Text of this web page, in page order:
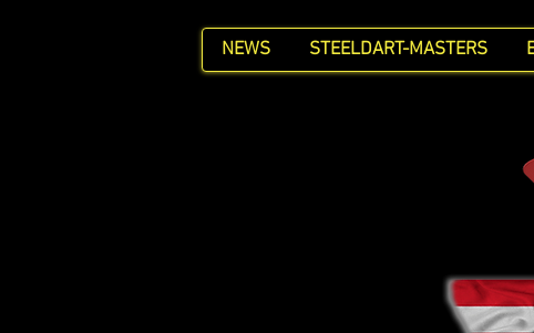
NEWS STEELDART-MASTERS